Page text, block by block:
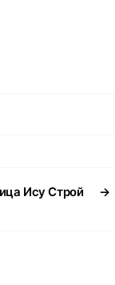
→
Ису Строй